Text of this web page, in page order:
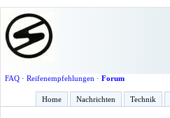
FAQ· Reifenempfehlungen · Forum
Home Nachrichten Technik